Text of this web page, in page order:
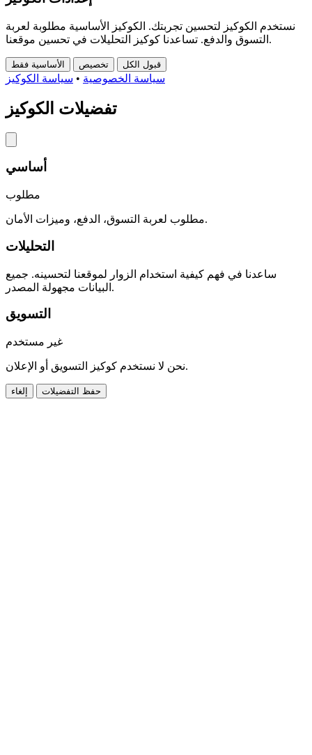
نستخدم الكوكيز لتحسين تجربتك. الكوكيز الأساسية مطلوبة لعربة
التسوق والدفع. تساعدنا كوكيز التحليلات في تحسين موقعنا.
الأساسية فقط تخصيص قبول الكل
سياسة الخصوصية • سياسة الكوكيز
تفضيلات الكوكيز
أساسي
مطلوب
مطلوب لعربة التسوق، الدفع، وميزات الأمان.
التحليلات
ساعدنا في فهم كيفية استخدام الزوار لموقعنا لتحسينه. جميع
البيانات مجهولة المصدر.
التسويق
غير مستخدم
نحن لا نستخدم كوكيز التسويق أو الإعلان.
إلغاء حفظ التفضيلات